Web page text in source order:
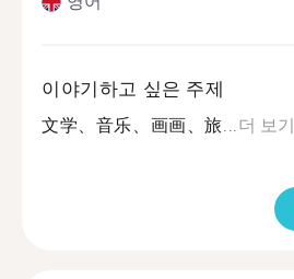
이야기하고 싶은 주제
文学、音乐、画画、旅...더 보기